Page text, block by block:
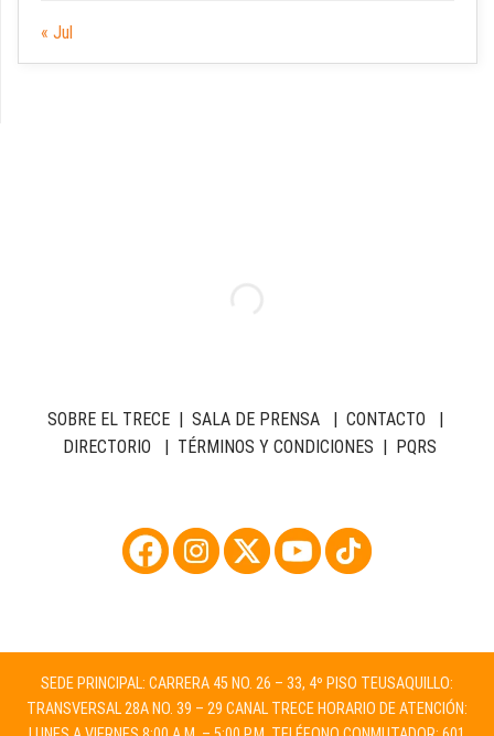
« Jul
SOBRE EL TRECE| SALA DE PRENSA| CONTACTO |
DIRECTORIO | TÉRMINOS Y CONDICIONES | PQRS
SEDE PRINCIPAL: CARRERA 45 NO. 26 – 33, 4º PISO TEUSAQUILLO:
TRANSVERSAL 28A NO. 39 – 29 CANAL TRECE HORARIO DE ATENCIÓN: